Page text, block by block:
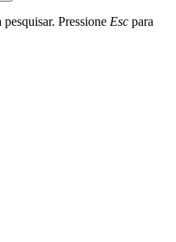
Pressione Esc para